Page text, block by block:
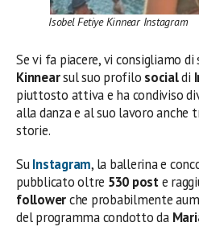
Isobel Fetiye Kinnear Instagram
Se vi fa piacere, vi consigliamo di
Kinnearsul suo profilo socialdi
piuttosto attiva e ha condiviso
alla danza e al suo lavoro anche
storie.
SuInstagram, la ballerina e
pubblicato oltre 530 poste
followerche probabilmente
del programma condotto da